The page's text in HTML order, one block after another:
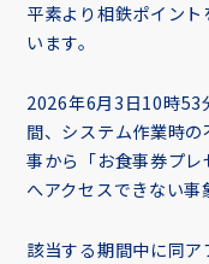
平素より相鉄ポイン
います。
2026年6月3日10時53
間、システム作業時
事から「お食事券プ
へアクセスできない事
該当する期間中に同